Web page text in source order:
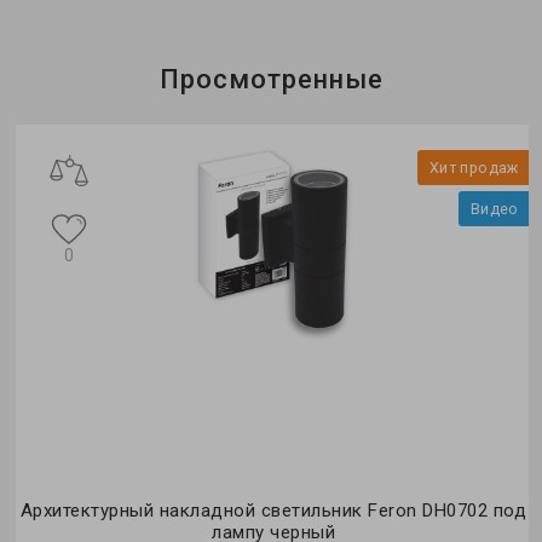
Просмотренные
Хит продаж
Видео
Архитектурный накладной светильник Feron DH0702 под
лампу черный
0